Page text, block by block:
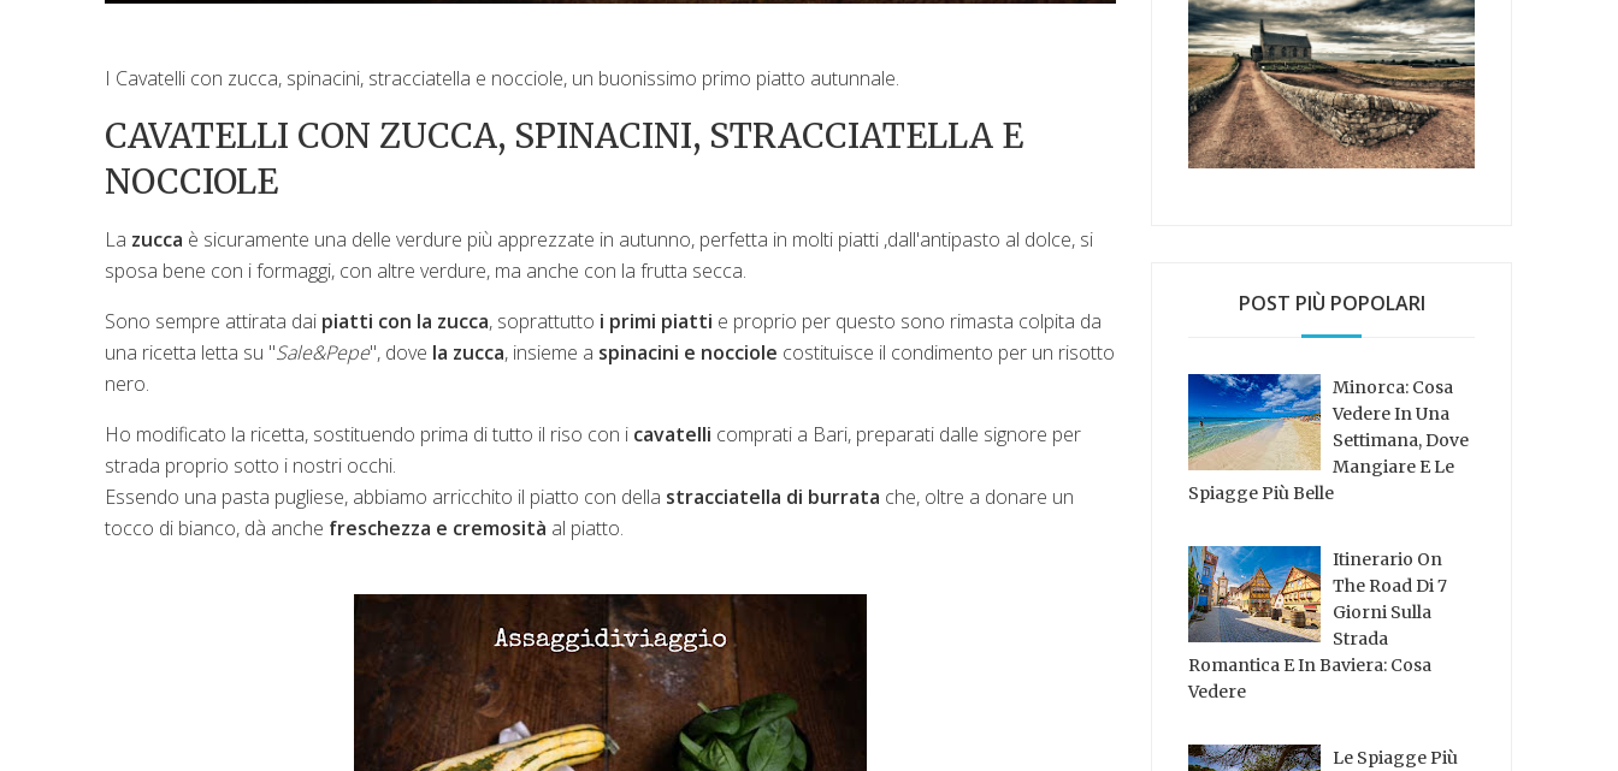
I Cavatelli con zucca, spinacini, stracciatella e nocciole, un buonissimo primo piatto autunnale.
CAVATELLI CON ZUCCA, SPINACINI, STRACCIATELLA E
NOCCIOLE
La zucca è sicuramente una delle verdure più apprezzate in autunno, perfetta in molti piatti ,dall'antipasto al dolce, si
sposa bene con i formaggi, con altre verdure, ma anche con la frutta secca.
Sono sempre attirata dai piatti con la zucca, soprattutto i primi piatti e proprio per questo sono rimasta colpita da
una ricetta letta su "Sale&Pepe", dove la zucca, insieme a spinacini e nocciole costituisce il condimento per un risotto
nero.
Ho modificato la ricetta, sostituendo prima di tutto il riso con i cavatelli comprati a Bari, preparati dalle signore per
strada proprio sotto i nostri occhi.
Essendo una pasta pugliese, abbiamo arricchito il piatto con della stracciatella di burrata che, oltre a donare un
tocco di bianco, dà anche freschezza e cremosità al piatto.
POST PIÙ POPOLARI
Minorca: Cosa
Vedere In Una
Settimana, Dove
Mangiare E Le
Spiagge Più Belle
Itinerario On
The Road Di 7
Giorni Sulla
Strada
Romantica E In Baviera: Cosa
Vedere
Le Spiagge Più